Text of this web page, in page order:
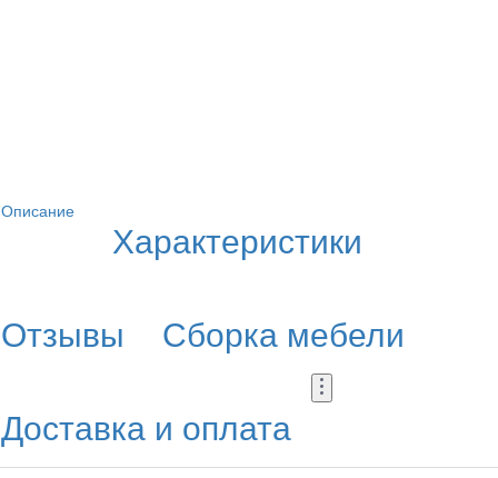
Описание
Характеристики
Отзывы
Сборка мебели
Доставка и оплата